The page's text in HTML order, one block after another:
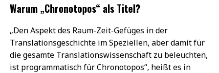
Warum „Chronotopos“ als Titel?
„Den Aspekt des Raum-Zeit-Gefüges in der
Translationsgeschichte im Speziellen, aber damit für
die gesamte Translationswissenschaft zu beleuchten,
ist programmatisch für Chronotopos“, heißt es in